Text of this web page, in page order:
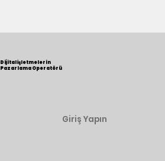
Dijital İşletmelerin
Pazarlama Operatörü
Giriş Yapın